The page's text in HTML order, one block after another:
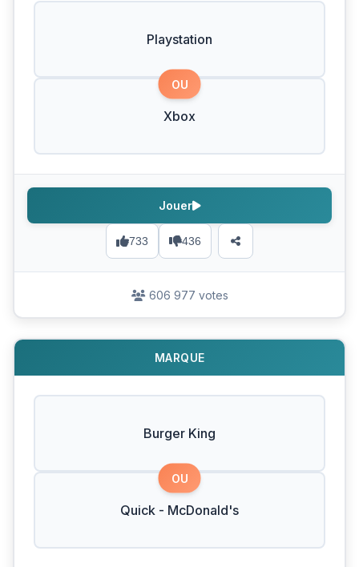
Playstation
OU
Xbox
733 436
Jouer
606 977 votes
MARQUE
Burger King
OU
Quick - McDonald's